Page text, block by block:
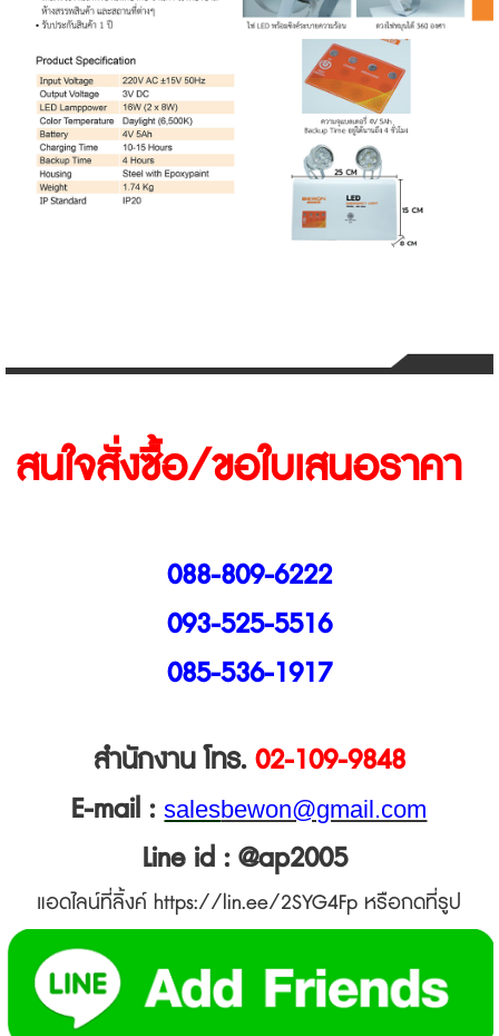
สนใจสั่งซื้อ/ขอใบเสนอราคา
088-809-6222
093-525-5516
085-536-1917
สำนักงาน โทร. 02-109-9848
E-mail : salesbewon@gmail.com
Line id : @ap2005
แอดไลน์ที่ลิ้งค์https://lin.ee/2SYG4Fp หรือกดที่รูป